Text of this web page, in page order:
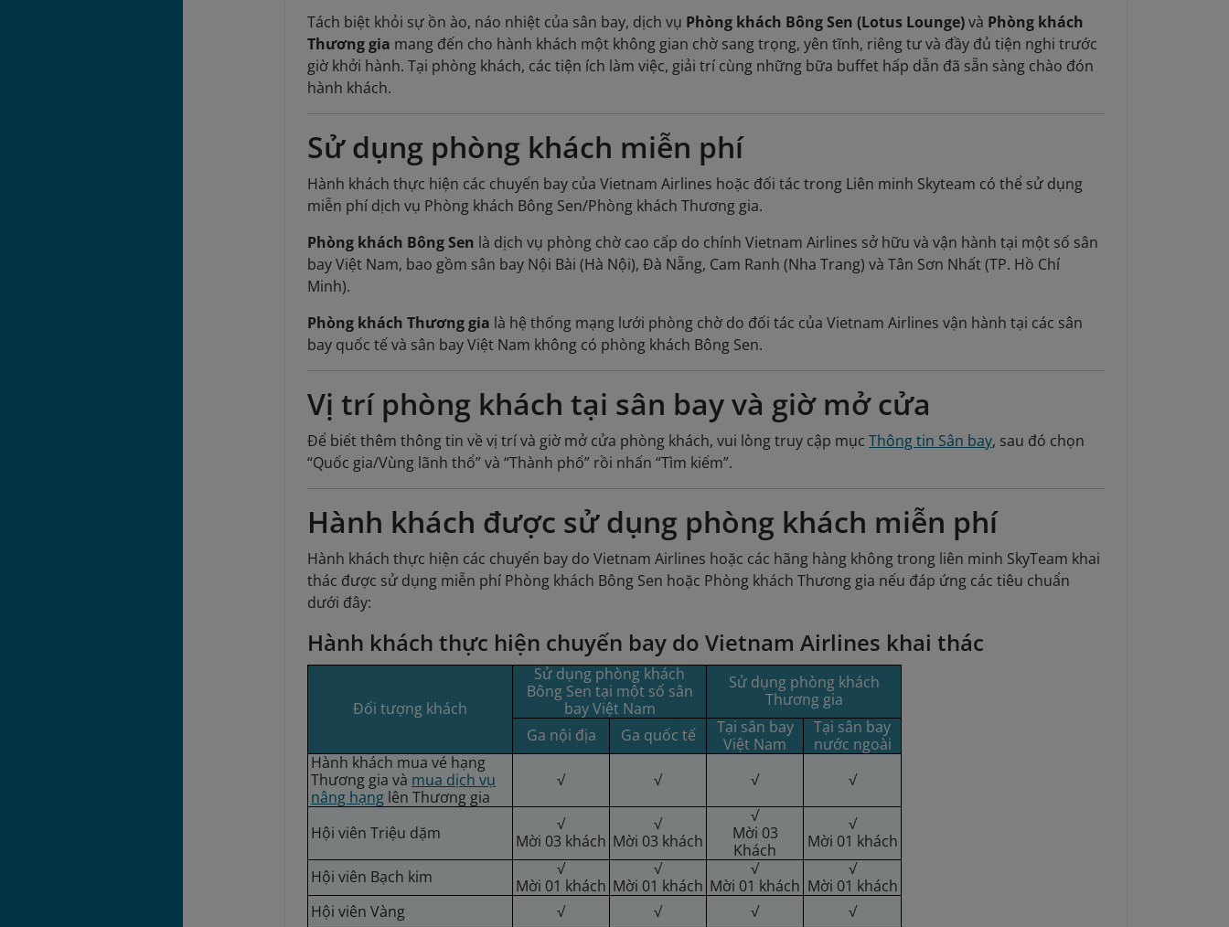
Tách biệt khỏi sự ồn ào, náo nhiệt của sân bay, dịch vụ Phòng khách Bông Sen (Lotus Lounge)và Phòng khách
Thương gia mang đến cho hành khách một không gian chờ sang trọng, yên tĩnh, riêng tư và đầy đủ tiện nghi trước
giờ khởi hành. Tại phòng khách, các tiện ích làm việc, giải trí cùng những bữa buffet hấp dẫn đã sẵn sàng chào đón
hành khách.
Sử dụng phòng khách miễn phí
Hành khách thực hiện các chuyến bay của Vietnam Airlines hoặc đối tác trong Liên minh Skyteam có thể sử dụng
miễn phí dịch vụ Phòng khách Bông Sen/Phòng khách Thương gia.
Phòng khách Bông Sen là dịch vụ phòng chờ cao cấp do chính Vietnam Airlines sở hữu và vận hành tại một số sân
bay Việt Nam, bao gồm sân bay Nội Bài (Hà Nội), Đà Nẵng, Cam Ranh (Nha Trang) và Tân Sơn Nhất (TP. Hồ Chí
Minh).
Phòng khách Thương gia là hệ thống mạng lưới phòng chờ do đối tác của Vietnam Airlines vận hành tại các sân
bay quốc tế và sân bay Việt Nam không có phòng khách Bông Sen.
Vị trí phòng khách tại sân bay và giờ mở cửa
Để biết thêm thông tin về vị trí và giờ mở cửa phòng khách, vui lòng truy cập mụcThông tin Sân bay, sau đó chọn
“Quốc gia/Vùng lãnh thổ” và “Thành phố” rồi nhấn “Tìm kiếm”.
Hành khách được sử dụng phòng khách miễn phí
Hành khách thực hiện các chuyến bay do Vietnam Airlines hoặc các hãng hàng không trong liên minh SkyTeam khai
thác được sử dụng miễn phí Phòng khách Bông Sen hoặc Phòng khách Thương gia nếu đáp ứng các tiêu chuẩn
dưới đây:
Hành khách thực hiện chuyến bay do Vietnam Airlines khai thác
Đối tượng khách
Sử dụng phòng khách
Bông Sen tại một số sân
bay Việt Nam
Sử dụng phòng khách
Thương gia
Ga nội địa
Ga quốc tế
Tại sân bay
Việt Nam
Tại sân bay
nước ngoài
Hành khách mua vé hạng
Thương gia và mua dịch vụ
nâng hạnglên Thương gia
√ √ √ √
Hội viên Triệu dặm
√
Mời 03 khách
√
Mời 03 khách
√
Mời 03
Khách
√
Mời 01 khách
Hội viên Bạch kim
√
Mời 01 khách
√
Mời 01 khách
√
Mời 01 khách
√
Mời 01 khách
Hội viên Vàng
√ √ √
√